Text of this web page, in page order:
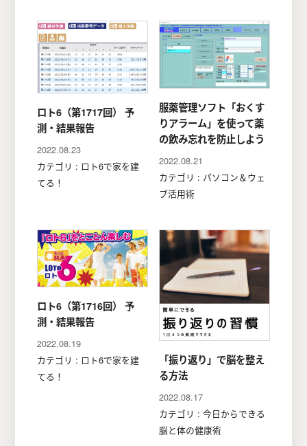
ロト6（第1717回） 予
測・結果報告
2022.08.23
カテゴリ : ロト6で家を建
てる！
服薬管理ソフト「おくす
りアラーム」を使って薬
の飲み忘れを防止しよう
2022.08.21
カテゴリ : パソコン＆ウェ
ブ活用術
ロト6（第1716回） 予
測・結果報告
2022.08.19
カテゴリ : ロト6で家を建
てる！
「振り返り」で脳を整え
る方法
2022.08.17
カテゴリ : 今日からできる
脳と体の健康術